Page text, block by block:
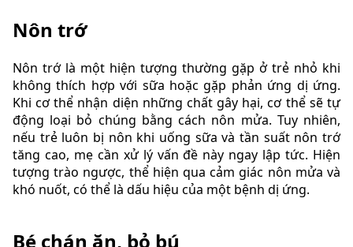
Nôn trớ
Nôn trớ là một hiện tượng thường gặp ở trẻ nhỏ khi
không thích hợp với sữa hoặc gặp phản ứng dị ứng.
Khi cơ thể nhận diện những chất gây hại, cơ thể sẽ tự
động loại bỏ chúng bằng cách nôn mửa. Tuy nhiên,
nếu trẻ luôn bị nôn khi uống sữa và tần suất nôn trớ
tăng cao, mẹ cần xử lý vấn đề này ngay lập tức. Hiện
tượng trào ngược, thể hiện qua cảm giác nôn mửa và
khó nuốt, có thể là dấu hiệu của một bệnh dị ứng.
Bé chán ăn, bỏ bú